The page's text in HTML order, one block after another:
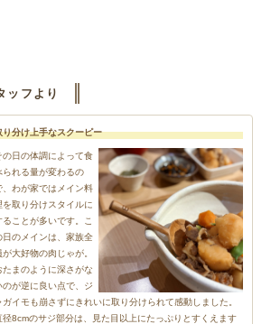
ッフより
り分け上手なスクーピー
の日の体調によって食
られる量が変わるの
、わが家ではメイン料
を取り分けスタイルに
ることが多いです。こ
日のメインは、家族全
が大好物の肉じゃが。
たまのように深さがな
のが逆に良い点で、ジ
ガイモも崩さずにきれいに取り分けられて感動しました。
径8cmのサジ部分は、見た目以上にたっぷりとすくえます